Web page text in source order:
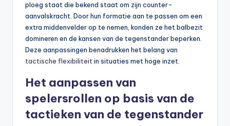
ploeg staat die bekend staat om zijn counter-
aanvalskracht. Door hun formatie aan te passen om een
extra middenvelder op te nemen, konden ze het balbezit
domineren en de kansen van de tegenstander beperken.
Deze aanpassingen benadrukken het belang van
tactische flexibiliteitin situaties met hoge inzet.
Het aanpassen van
spelersrollen op basis van de
tactieken van de tegenstander